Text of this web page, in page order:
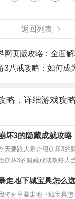
返回列表
版攻略：全面解析游戏技巧
八戒攻略：如何成为最
略：详细游戏攻
坏3的隐藏成就攻略
攻略大全）
天要跟大家介绍崩坏3的
崩坏3的隐藏成就攻略大
的问题！本文目录一览
得 隐藏成就获取技巧 2
崩坏3 3、崩坏3隐藏成就
走地下城宝具怎么
称号有哪些）
将分享暴走地下城宝具怎